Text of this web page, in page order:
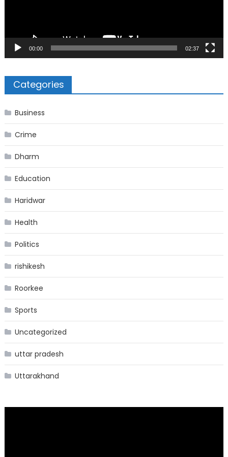
00:00 02:37
Categories
Business
Crime
Dharm
Education
Haridwar
Health
Politics
rishikesh
Roorkee
Sports
Uncategorized
uttar pradesh
Uttarakhand